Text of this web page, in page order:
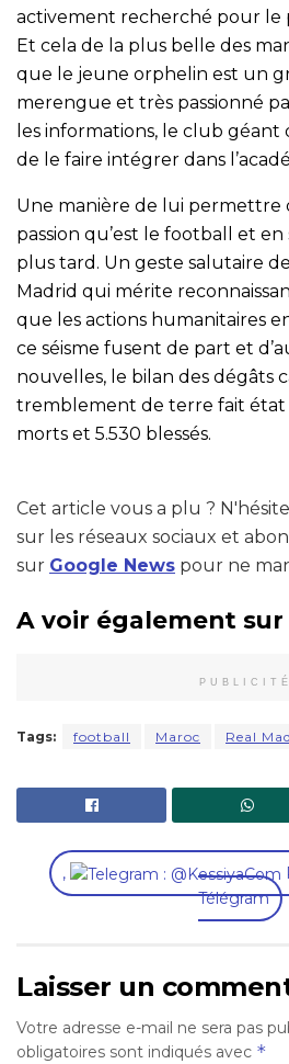
activement recherché pour le
Et cela de la plus belle des
que le jeune orphelin est un
merengue et très passionné
les informations, le club géant
de le faire intégrer dans
Une manière de lui permettre
passion qu’est le football et en
plus tard. Un geste salutaire
Madrid qui mérite
que les actions humanitaires
ce séisme fusent de part et
nouvelles, le bilan des dégâts
tremblement de terre fait état
morts et 5.530 blessés.
Cet article vous a plu ?
sur les réseaux sociaux et
sur Google News pour ne
A voir également sur
PUBLICITÉ
Tags: football Maroc Real
,
Télégram
Laisser un
Votre adresse e-mail ne sera pas
obligatoires sont indiqués avec *